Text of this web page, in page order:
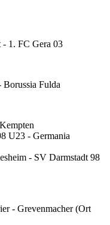
1. FC Gera 03
Fulda
U23 - Germania
- SV Darmstadt 98
- Grevenmacher (Ort